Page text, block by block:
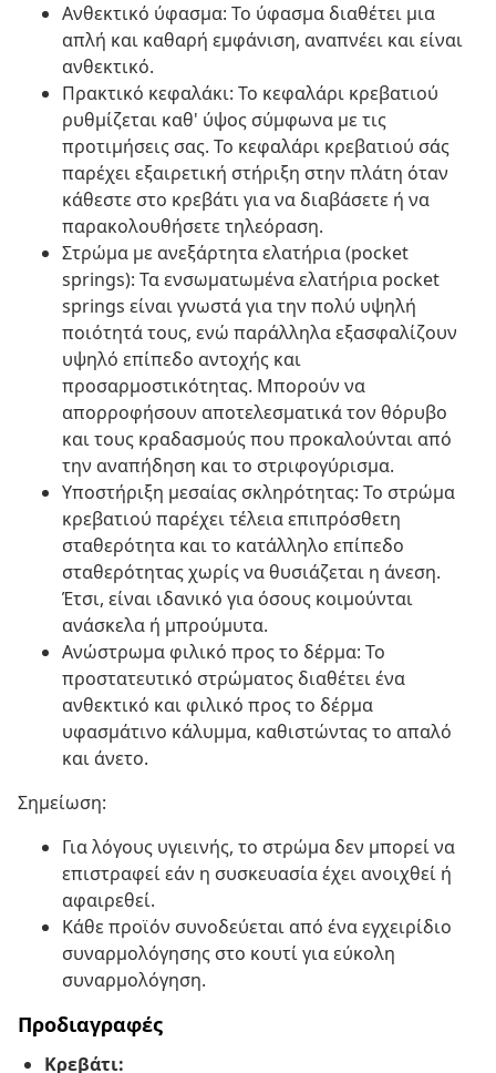
Ανθεκτικό ύφασμα: Το ύφασμα διαθέτει μια
απλή και καθαρή εμφάνιση, αναπνέει και είναι
ανθεκτικό.
Πρακτικό κεφαλάκι: Το κεφαλάρι κρεβατιού
ρυθμίζεται καθ' ύψος σύμφωνα με τις
προτιμήσεις σας. Το κεφαλάρι κρεβατιού σάς
παρέχει εξαιρετική στήριξη στην πλάτη όταν
κάθεστε στο κρεβάτι για να διαβάσετε ή να
παρακολουθήσετε τηλεόραση.
Στρώμα με ανεξάρτητα ελατήρια (pocket
springs): Τα ενσωματωμένα ελατήρια pocket
springs είναι γνωστά για την πολύ υψηλή
ποιότητά τους, ενώ παράλληλα εξασφαλίζουν
υψηλό επίπεδο αντοχής και
προσαρμοστικότητας. Μπορούν να
απορροφήσουν αποτελεσματικά τον θόρυβο
και τους κραδασμούς που προκαλούνται από
την αναπήδηση και το στριφογύρισμα.
Υποστήριξη μεσαίας σκληρότητας: Το στρώμα
κρεβατιού παρέχει τέλεια επιπρόσθετη
σταθερότητα και το κατάλληλο επίπεδο
σταθερότητας χωρίς να θυσιάζεται η άνεση.
Έτσι, είναι ιδανικό για όσους κοιμούνται
ανάσκελα ή μπρούμυτα.
Ανώστρωμα φιλικό προς το δέρμα: Το
προστατευτικό στρώματος διαθέτει ένα
ανθεκτικό και φιλικό προς το δέρμα
υφασμάτινο κάλυμμα, καθιστώντας το απαλό
και άνετο.
Σημείωση:
Για λόγους υγιεινής, το στρώμα δεν μπορεί να
επιστραφεί εάν η συσκευασία έχει ανοιχθεί ή
αφαιρεθεί.
Κάθε προϊόν συνοδεύεται από ένα εγχειρίδιο
συναρμολόγησης στο κουτί για εύκολη
συναρμολόγηση.
Προδιαγραφές
Κρεβάτι: